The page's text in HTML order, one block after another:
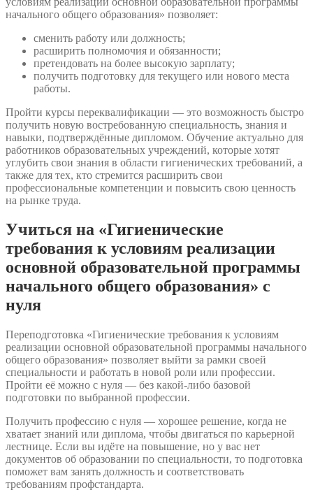
начального общего образования» позволяет:
сменить работу или должность;
расширить полномочия и обязанности;
претендовать на более высокую зарплату;
получить подготовку для текущего или нового места
работы.
Пройти курсы переквалификации — это возможность быстро
получить новую востребованную специальность, знания и
навыки, подтверждённые дипломом. Обучение актуально для
работников образовательных учреждений, которые хотят
углубить свои знания в области гигиенических требований, а
также для тех, кто стремится расширить свои
профессиональные компетенции и повысить свою ценность
на рынке труда.
Учиться на «Гигиенические
требования к условиям реализации
основной образовательной программы
начального общего образования» с
нуля
Переподготовка «Гигиенические требования к условиям
реализации основной образовательной программы начального
общего образования» позволяет выйти за рамки своей
специальности и работать в новой роли или профессии.
Пройти её можно с нуля — без какой-либо базовой
подготовки по выбранной профессии.
Получить профессию с нуля — хорошее решение, когда не
хватает знаний или диплома, чтобы двигаться по карьерной
лестнице. Если вы идёте на повышение, но у вас нет
документов об образовании по специальности, то подготовка
поможет вам занять должность и соответствовать
требованиям профстандарта.